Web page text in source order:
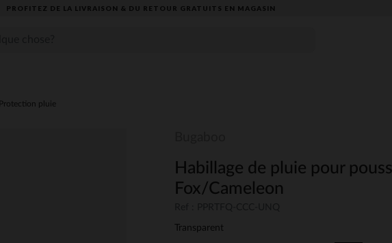
PROFITEZ DE LA LIVRAISON & DU RETOUR GRATUITS EN MAGASIN​
Protection pluie
Habillage de pluie pour
Fox/Cameleon
Transparent